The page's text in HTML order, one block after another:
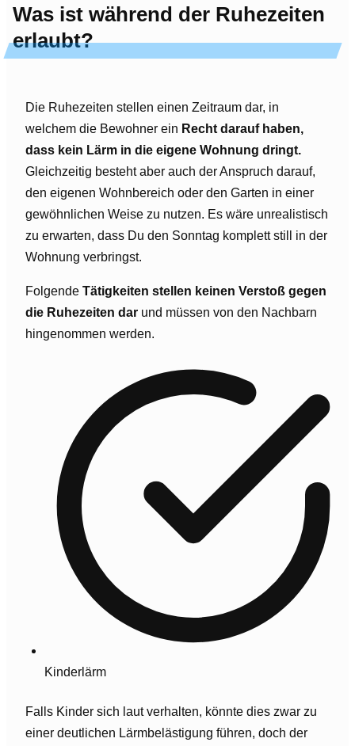
Was ist während der Ruhezeiten
erlaubt?
Die Ruhezeiten stellen einen Zeitraum dar, in
welchem die Bewohner ein Recht darauf haben,
dass kein Lärm in die eigene Wohnung dringt.
Gleichzeitig besteht aber auch der Anspruch darauf,
den eigenen Wohnbereich oder den Garten in einer
gewöhnlichen Weise zu nutzen. Es wäre unrealistisch
zu erwarten, dass Du den Sonntag komplett still in der
Wohnung verbringst.
Folgende Tätigkeiten stellen keinen Verstoß gegen
die Ruhezeiten dar und müssen von den Nachbarn
hingenommen werden.
Kinderlärm
Falls Kinder sich laut verhalten, könnte dies zwar zu
einer deutlichen Lärmbelästigung führen, doch der